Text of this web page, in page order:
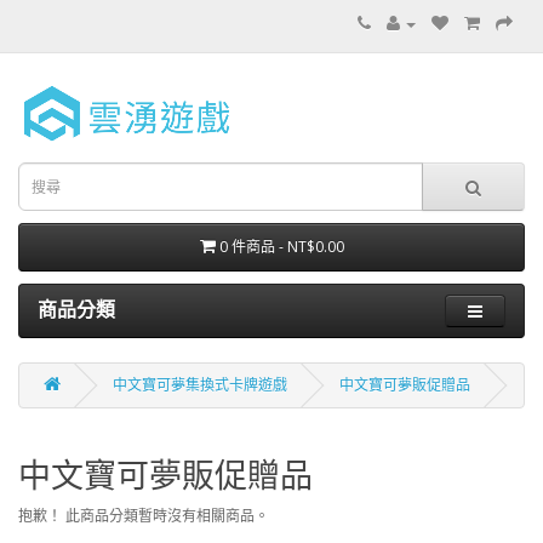
0 件商品 - NT$0.00
商品分類
中文寶可夢集換式卡牌遊戲 中文寶可夢販促贈品
中文寶可夢販促贈品
抱歉！ 此商品分類暫時沒有相關商品。